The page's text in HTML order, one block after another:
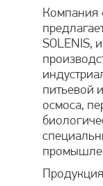
Компания
SOLENIS,
питьевой
осмоса,